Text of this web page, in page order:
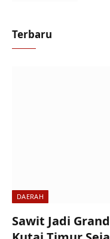
Terbaru
DAERAH
Sawit Jadi